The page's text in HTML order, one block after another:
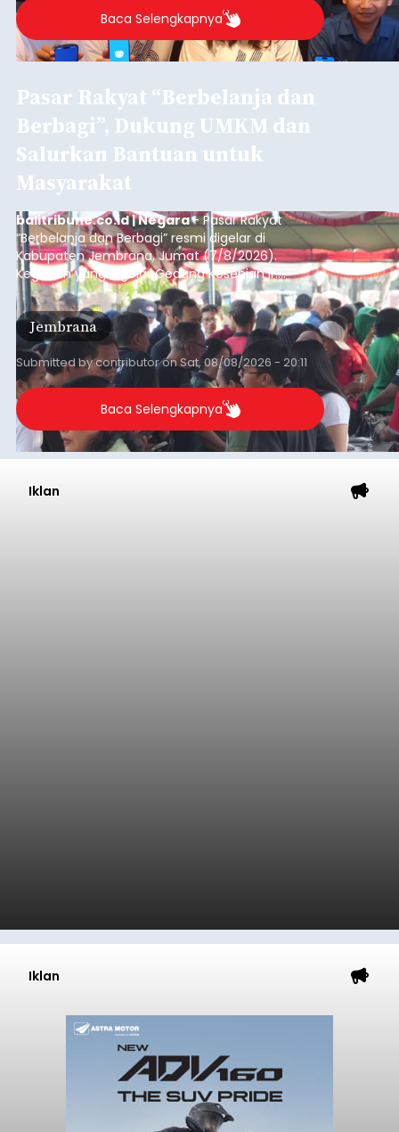
Baca Selengkapnya
Pasar Rakyat “Berbelanja dan
Berbagi”, Dukung UMKM dan
Salurkan Bantuan untuk
Masyarakat
balitribune.co.id | Negara- Pasar Rakyat
“Berbelanja dan Berbagi” resmi digelar di
Kabupaten Jembrana, Jumat (7/8/2026).
Kegiatan yang digelar Gedung Kesenian Ir.
Soekarno ini memadukan pemberdayaan
ekonomi masyarakat dengan aksi sosial tersebut
mendapat antusiasme tinggi dan mencatat nilai
transaksi mencapai Rp672.733.200.
Jembrana
Submitted bycontributoronSat, 08/08/2026 - 20:11
Baca Selengkapnya
Iklan
Iklan